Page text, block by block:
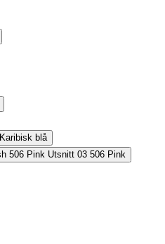
Karibisk blå
506 Pink